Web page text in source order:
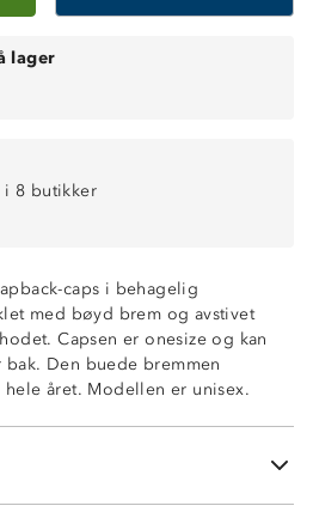
lager
8 butikker
caps i behagelig
med bøyd brem og avstivet
Capsen er onesize og kan
Den buede bremmen
året. Modellen er unisex.